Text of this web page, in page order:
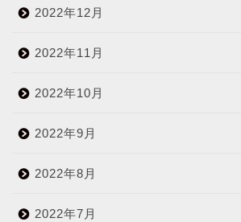
2022年12月
2022年11月
2022年10月
2022年9月
2022年8月
2022年7月